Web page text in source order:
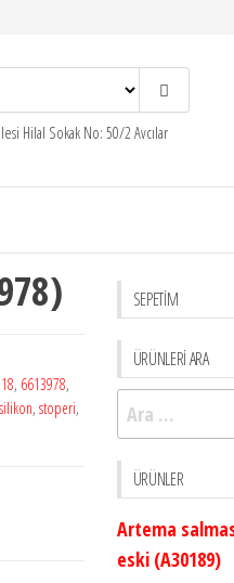
Hilal Sokak No: 50/2 Avcılar
18, 6613978,
silikon, stoperi,
SEPETİM
ÜRÜNLERİ ARA
Arama:
ÜRÜNLER
Artema
eski (A30189)